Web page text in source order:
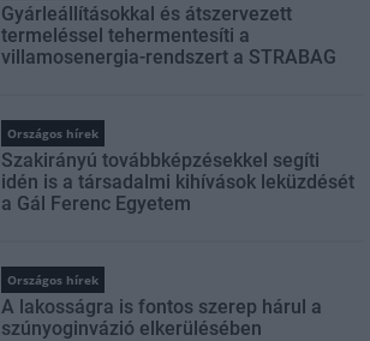
Gyárleállításokkal és átszervezett
termeléssel tehermentesíti a
villamosenergia-rendszert a STRABAG
Országos hírek
Szakirányú továbbképzésekkel segíti
idén is a társadalmi kihívások leküzdését
a Gál Ferenc Egyetem
Országos hírek
A lakosságra is fontos szerep hárul a
szúnyoginvázió elkerülésében